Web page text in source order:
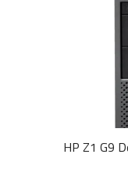
HP Z1 G9